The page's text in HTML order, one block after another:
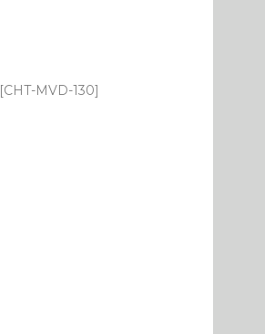
MVD-130]